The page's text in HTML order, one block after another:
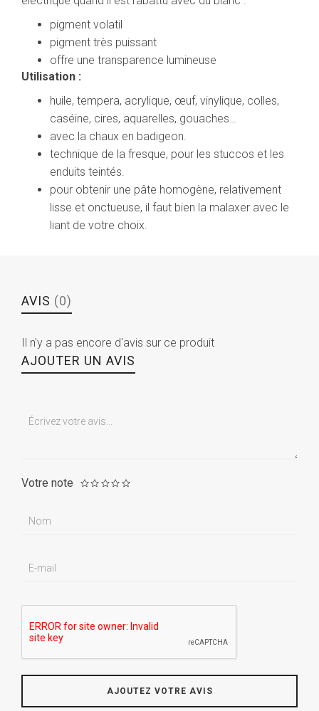
pigment volatil
pigment très puissant
offre une transparence lumineuse
Utilisation :
huile, tempera, acrylique, œuf, vinylique, colles,
caséine, cires, aquarelles, gouaches…
avec la chaux en badigeon.
technique de la fresque, pour les stuccos et les
enduits teintés.
pour obtenir une pâte homogène, relativement
lisse et onctueuse, il faut bien la malaxer avec le
liant de votre choix.
AVIS (0)
Il n'y a pas encore d'avis sur ce produit
AJOUTER UN AVIS
Votre note